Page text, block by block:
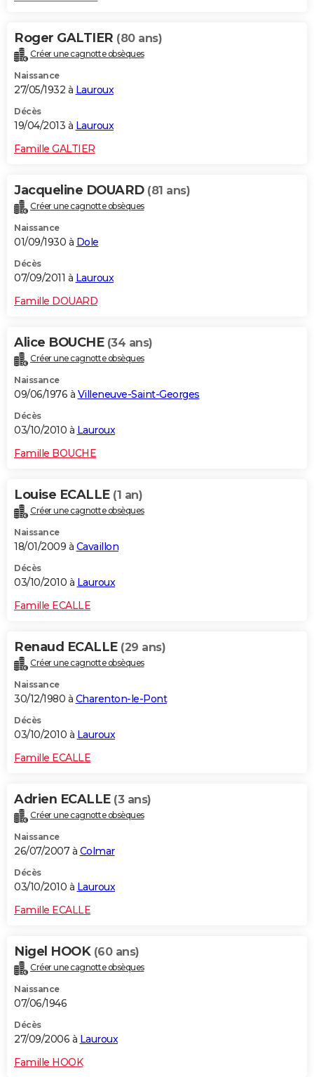
Roger GALTIER (80 ans)
Créer une cagnotte obsèques
Naissance
27/05/1932 à Lauroux
Décès
19/04/2013 à Lauroux
Famille GALTIER
Jacqueline DOUARD (81 ans)
Créer une cagnotte obsèques
Naissance
01/09/1930 à Dole
Décès
07/09/2011 à Lauroux
Famille DOUARD
Alice BOUCHE (34 ans)
Créer une cagnotte obsèques
Naissance
09/06/1976 à Villeneuve-Saint-Georges
Décès
03/10/2010 à Lauroux
Famille BOUCHE
Louise ECALLE (1 an)
Créer une cagnotte obsèques
Naissance
18/01/2009 à Cavaillon
Décès
03/10/2010 à Lauroux
Famille ECALLE
Renaud ECALLE (29 ans)
Créer une cagnotte obsèques
Naissance
30/12/1980 à Charenton-le-Pont
Décès
03/10/2010 à Lauroux
Famille ECALLE
Adrien ECALLE (3 ans)
Créer une cagnotte obsèques
Naissance
26/07/2007 à Colmar
Décès
03/10/2010 à Lauroux
Famille ECALLE
Nigel HOOK (60 ans)
Créer une cagnotte obsèques
Naissance
07/06/1946
Décès
27/09/2006 à Lauroux
Famille HOOK